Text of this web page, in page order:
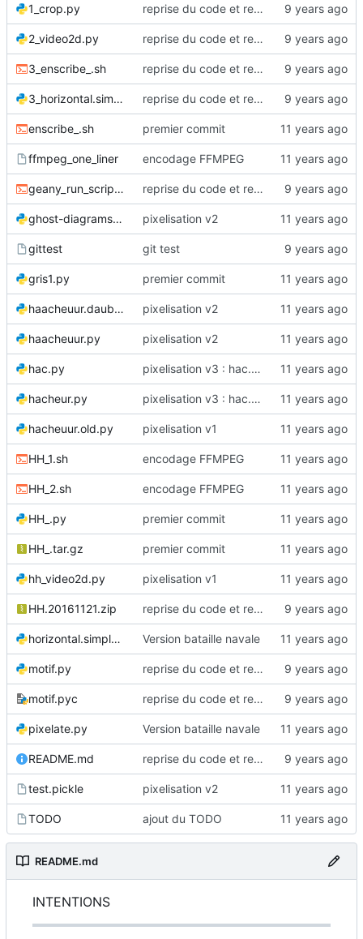
1_crop.py reprise du code et renommages
2_video2d.py reprise du code et renommages
3_enscribe_.sh reprise du code et renommages
3_horizontal.simple.py reprise du code et renommages
enscribe_.sh premier commit
ffmpeg_one_liner encodage FFMPEG
geany_run_script.sh reprise du code et renommages
ghost-diagrams-0.8.py pixelisation v2
gittest git test
gris1.py premier commit
haacheuur.daube.py pixelisation v2
haacheuur.py pixelisation v2
hac.py pixelisation v3 : hac.py
hacheur.py pixelisation v3 : hac.py
hacheuur.old.py pixelisation v1
HH_1.sh encodage FFMPEG
HH_2.sh encodage FFMPEG
HH_.py premier commit
HH_.tar.gz premier commit
hh_video2d.py pixelisation v1
HH.20161121.zip reprise du code et renommages
horizontal.simple.py Version bataille navale
motif.py reprise du code et renommages
motif.pyc reprise du code et renommages
pixelate.py Version bataille navale
README.md reprise du code et renommages
test.pickle pixelisation v2
TODO ajout du TODO
README.md
INTENTIONS